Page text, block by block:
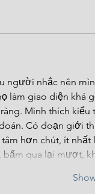
người nhắc nên
làm giao diện
Mình thích
Có đoạn giới
hơn chút, ít
bấm qua lại mượt,